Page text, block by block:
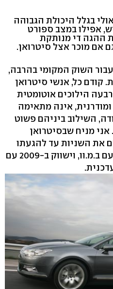
בגלל היכולת הגבוהה
אפילו במצב ספורט
ההגה די מנותקת
אם מוכר אצל סיטרואן.
עבור השוק המקומי בהרבה,
כל, אנשי סיטרואן
הילוכים אוטומטית
אינה מתאימה
השילוב ביניהם פשוט
מניח שבסיטרואן
את השניות עד להגעתו
של מנוע חדש שפותח יחד עם ב.מ.וו, וישווק ב-2009 עם